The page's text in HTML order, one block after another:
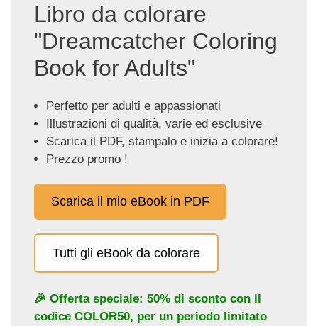
Libro da colorare
"Dreamcatcher Coloring
Book for Adults"
Perfetto per adulti e appassionati
Illustrazioni di qualità, varie ed esclusive
Scarica il PDF, stampalo e inizia a colorare!
Prezzo promo !
Scarica il mio eBook in PDF
Tutti gli eBook da colorare
🎉 Offerta speciale: 50% di sconto con il
codice COLOR50, per un periodo limitato